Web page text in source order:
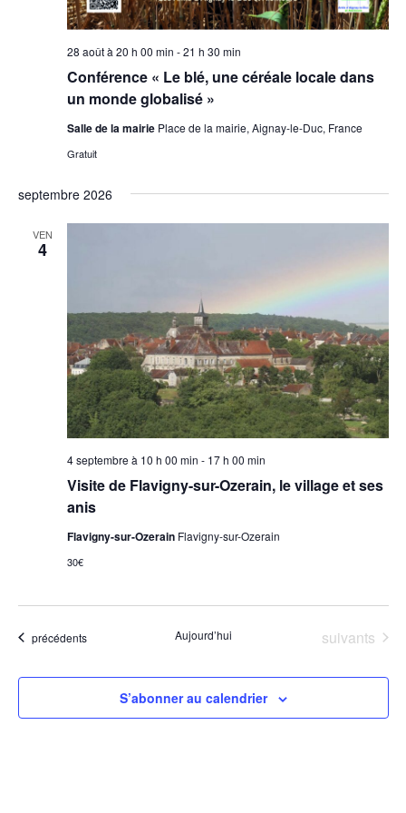
Conférence « Le blé, une céréale locale dans
un monde globalisé »
28 août à 20 h 00 min -21 h 30 min
Salle de la mairie Place de la mairie, Aignay-le-Duc, France
Gratuit
septembre 2026
VEN
4
Visite de Flavigny-sur-Ozerain, le village et ses
anis
4 septembre à 10 h 00 min - 17 h 00 min
Flavigny-sur-Ozerain Flavigny-sur-Ozerain
30€
Évènements
précédents Aujourd’hui Évènements
suivants
S’abonner au calendrier